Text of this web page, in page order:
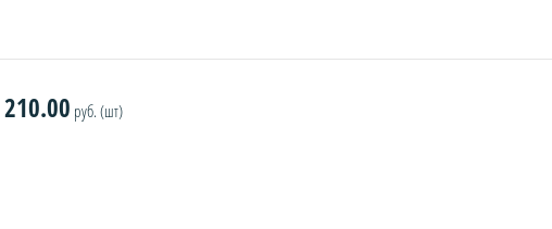
210.00 руб. (шт)